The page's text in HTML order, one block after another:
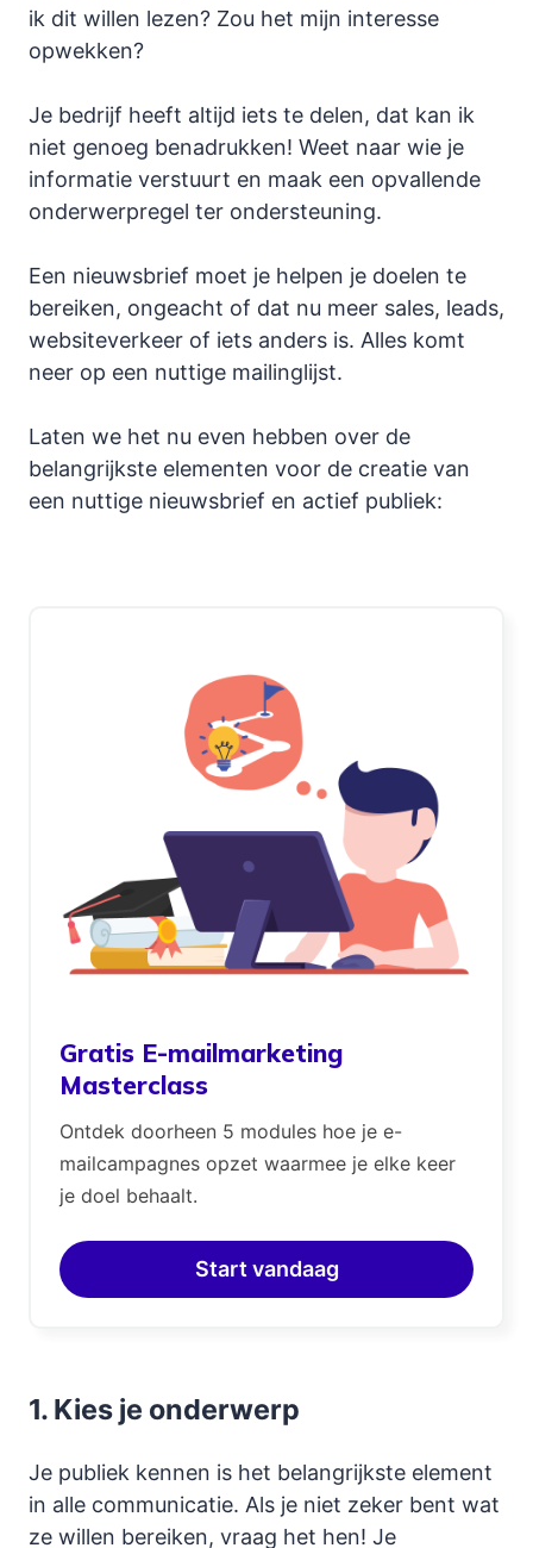
ik dit willen lezen? Zou het mijn interesse
opwekken?
Je bedrijf heeft altijd iets te delen, dat kan ik
niet genoeg benadrukken! Weet naar wie je
informatie verstuurt en maak een opvallende
onderwerpregel ter ondersteuning.
Een nieuwsbrief moet je helpen je doelen te
bereiken, ongeacht of dat nu meer sales, leads,
websiteverkeer of iets anders is. Alles komt
neer op een nuttige mailinglijst.
Laten we het nu even hebben over de
belangrijkste elementen voor de creatie van
een nuttige nieuwsbrief en actief publiek:
Gratis E-mailmarketing
Masterclass
Ontdek doorheen 5 modules hoe je e-
mailcampagnes opzet waarmee je elke keer
je doel behaalt.
Start vandaag
1. Kies je onderwerp
Je publiek kennen is het belangrijkste element
in alle communicatie. Als je niet zeker bent wat
ze willen bereiken, vraag het hen! Je